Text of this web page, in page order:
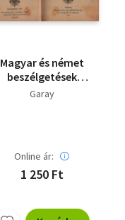
Magyar és német
beszélgetések
kézikönyve
Garay
Online ár:
1 250 Ft